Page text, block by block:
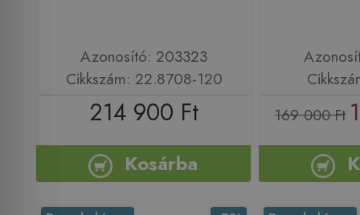
Azonosító: 203323
Cikkszám: 22.8708-120
214 900 Ft
Kosárba
169 000 Ft